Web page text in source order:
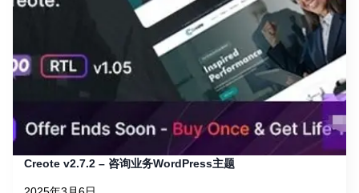
Creote v2.7.2 – 咨询业务WordPress主题